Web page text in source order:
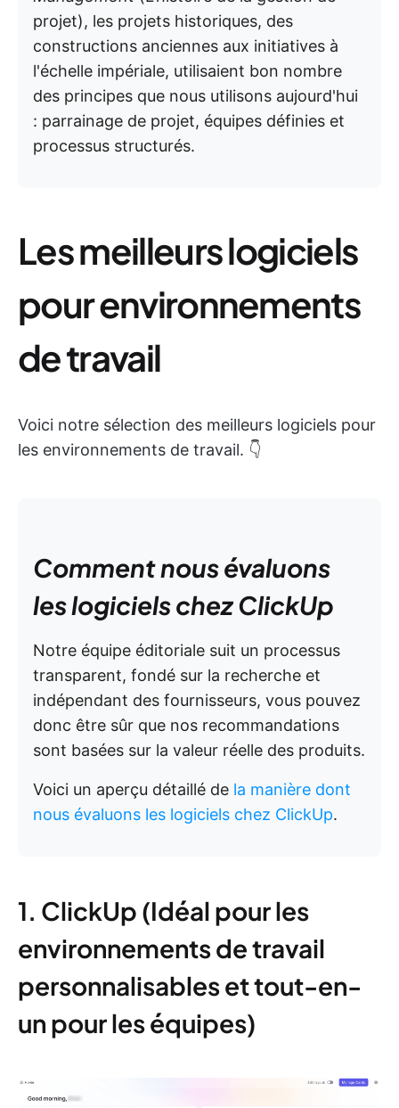
projet), les projets historiques, des
constructions anciennes aux initiatives à
l'échelle impériale, utilisaient bon nombre
des principes que nous utilisons aujourd'hui
: parrainage de projet, équipes définies et
processus structurés.
Les meilleurs logiciels
pour environnements
de travail
Voici notre sélection des meilleurs logiciels pour
les environnements de travail. 👇
Comment nous évaluons
les logiciels chez ClickUp
Notre équipe éditoriale suit un processus
transparent, fondé sur la recherche et
indépendant des fournisseurs, vous pouvez
donc être sûr que nos recommandations
sont basées sur la valeur réelle des produits.
Voici un aperçu détaillé de la manière dont
nous évaluons les logiciels chez ClickUp.
1. ClickUp (Idéal pour les
environnements de travail
personnalisables et tout-en-
un pour les équipes)